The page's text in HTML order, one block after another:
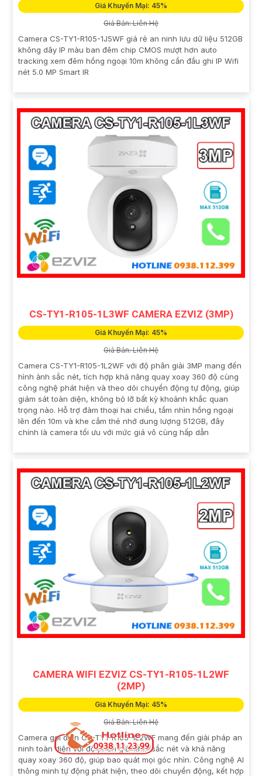
Giá Khuyến Mại: 45%
Giá Bán: Liên Hệ
Camera CS-TY1-R105-1J5WF giá rẻ an ninh lưu dữ liệu 512GB
không dây IP màu ban đêm chip CMOS mượt hơn auto
tracking xem đêm hồng ngoại 10m không cần đầu ghi IP Wifi
nét 5.0 MP Smart IR
CS-TY1-R105-1L3WF CAMERA EZVIZ (3MP)
Giá Khuyến Mại: 45%
Giá Bán: Liên Hệ
Camera CS-TY1-R105-1L2WF với độ phân giải 3MP mang đến
hình ảnh sắc nét, tích hợp khả năng quay xoay 360 độ cùng
công nghệ phát hiện và theo dõi chuyển động tự động, giúp
giám sát toàn diện, không bỏ lỡ bất kỳ khoảnh khắc quan
trọng nào. Hỗ trợ đàm thoại hai chiều, tầm nhìn hồng ngoại
lên đến 10m và khe cắm thẻ nhớ dung lượng 512GB, đây
chính là camera tối ưu với mức giá vô cùng hấp dẫn
CAMERA WIFI EZVIZ CS-TY1-R105-1L2WF
(2MP)
Giá Khuyến Mại: 45%
Giá Bán: Liên Hệ
Camera gọi điện CS-TY1-R105-1L2WF mang đến giải pháp an
ninh toàn diện với độ phân giải 2MP sắc nét và khả năng
quay xoay 360 độ, giúp bao quát mọi góc nhìn. Công nghệ AI
thông minh tự động phát hiện, theo dõi chuyển động, kết hợp